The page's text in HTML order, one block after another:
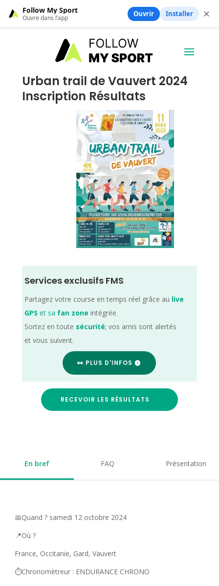
Urban trail de Vauvert 2024
Inscription Résultats
Services exclusifs FMS
Partagez votre course en temps réel grâce au live
GPS et sa fan zone intégrée.
Sortez en toute sécurité; vos amis sont alertés
et vous suivent.
👀 PLUS D'INFOS
RECEVOIR LES RÉSULTATS
En bref FAQ Présentation
📅Quand ? samedi 12 octobre 2024
📍Où ?
France, Occitanie, Gard, Vauvert
⏱️Chronomètreur : ENDURANCE CHRONO
Follow My Sport
Ouvre dans l’app Ouvrir Installer ✕